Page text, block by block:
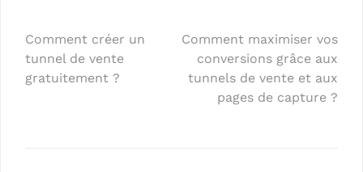
Comment créer un
tunnel de vente
gratuitement ?
Comment maximiser vos
conversions grâce aux
tunnels de vente et aux
pages de capture ?